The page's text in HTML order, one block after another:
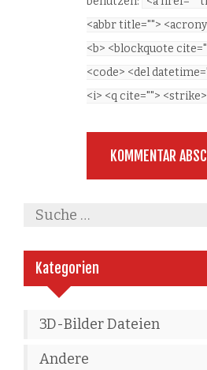
<abbr title="">
<b> <blockquote
<code> <del
<i> <q cite="">
Kategorien
3D-Bilder Dateien
Andere